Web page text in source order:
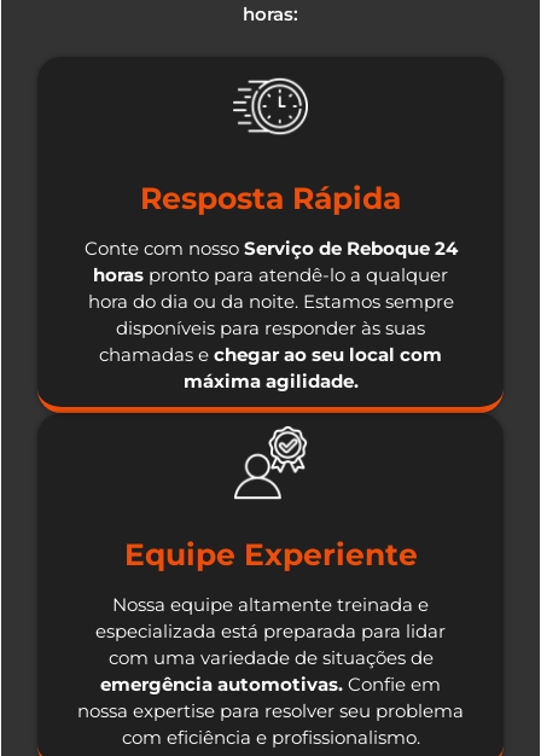
horas:
Resposta Rápida
Conte com nosso Serviço de Reboque 24
horas pronto para atendê-lo a qualquer
hora do dia ou da noite. Estamos sempre
disponíveis para responder às suas
chamadas e chegar ao seu local com
máxima agilidade.
Equipe Experiente
Nossa equipe altamente treinada e
especializada está preparada para lidar
com uma variedade de situações de
emergência automotivas. Confie em
nossa expertise para resolver seu problema
com eficiência e profissionalismo.